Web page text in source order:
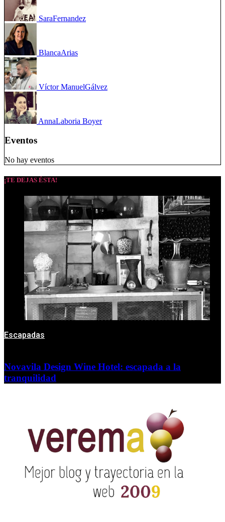
SaraFernandez
BlancaArias
Víctor ManuelGálvez
AnnaLaboria Boyer
Eventos
No hay eventos
¡TE DEJAS ÉSTA!
Escapadas
Novavila Design Wine Hotel: escapada a la
tranquilidad